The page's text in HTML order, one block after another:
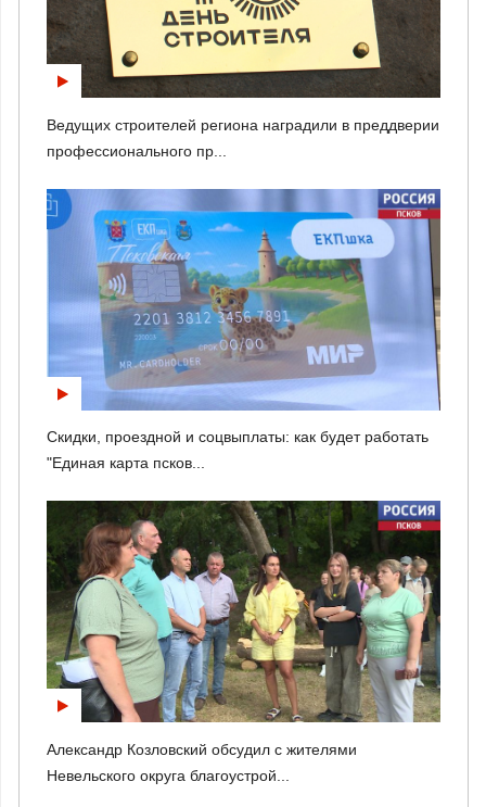
Ведущих строителей региона наградили в преддверии
профессионального пр...
Скидки, проездной и соцвыплаты: как будет работать
"Единая карта псков...
Александр Козловский обсудил с жителями
Невельского округа благоустрой...